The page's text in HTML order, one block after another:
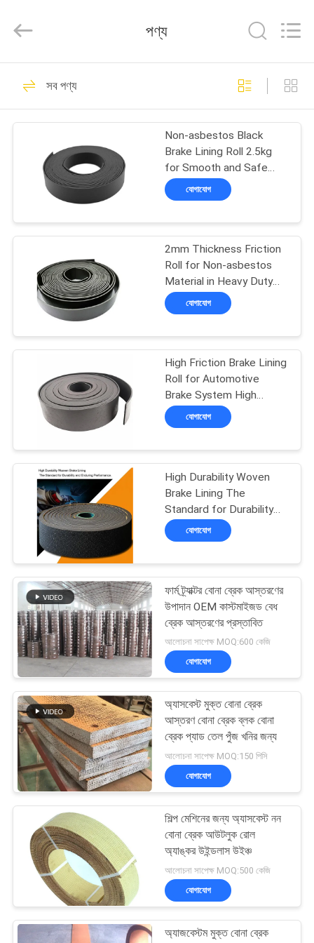
পণ্য
আমাদের
সম্পর্কে
কারখানা
নিয়ন্ত্রণ
যোগাযোগ
উদ্ধৃতির
জন্য
আবেদন
ম্যাপ
PRIVACY
POLICY
Reserved.
ব্রেক আস্তরণের রোল
42
ব্রেক রোল আস্তরণ
23
বোনা ব্রেক আস্তরণের রোল
ব্রেক ব্লক উপাদান
বোনা ব্রেক আস্তরণের
উপাদান
32
শিল্প ব্রেক আস্তরণ
পণ্য
সব পণ্য
Non-asbestos Black
Brake Lining Roll 2.5kg
for Smooth and Safe
Braking Solutions
যোগাযোগ
2mm Thickness Friction
Roll for Non-asbestos
Material in Heavy Duty
Applications
যোগাযোগ
High Friction Brake Lining
Roll for Automotive
Brake System High
Durability and Long-
lasting
যোগাযোগ
High Durability Woven
Brake Lining The
Standard for Durability
and Enduring
Performance
যোগাযোগ
ফার্ম ট্র্যাক্টর বোনা ব্রেক আস্তরণের
উপাদান OEM কাস্টমাইজড বেধ
ব্রেক আস্তরণের প্রস্তাবিত
আলোচনা সাপেক্ষ MOQ:600 কেজি
যোগাযোগ
অ্যাসবেস্ট মুক্ত বোনা ব্রেক
আস্তরণ বোনা ব্রেক ব্লক বোনা
ব্রেক প্যাড তেল পুঁজ খনির জন্য
আলোচনা সাপেক্ষ MOQ:150 পিসি
যোগাযোগ
শিল্প মেশিনের জন্য অ্যাসবেস্ট নন
বোনা ব্রেক আউটলুক রোল
অ্যাঙ্কর উইন্ডলাস উইঞ্চ
আলোচনা সাপেক্ষ MOQ:500 কেজি
যোগাযোগ
অ্যাজবেস্টম মুক্ত বোনা ব্রেক